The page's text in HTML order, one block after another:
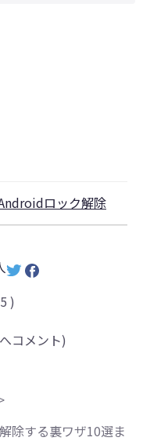
ロック解除
)
コメント)
除する裏ワザ10選ま